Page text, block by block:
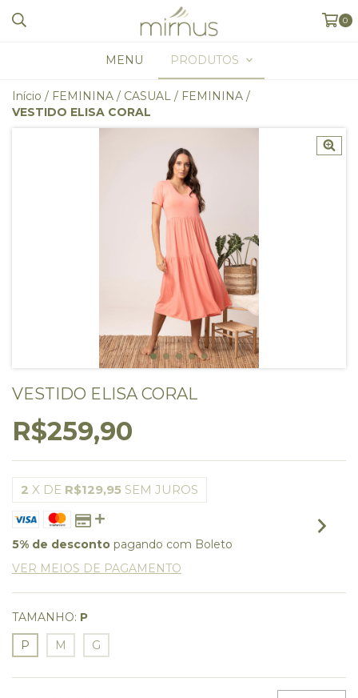
0
MENU PRODUTOS
Início / FEMININA / CASUAL / FEMININA /
VESTIDO ELISA CORAL
VESTIDO ELISA CORAL
R$259,90
2 X DE R$129,95 SEM JUROS
5% de desconto pagando com Boleto
VER MEIOS DE PAGAMENTO
TAMANHO: P
P
M G